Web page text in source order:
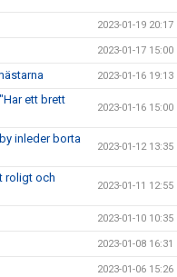
2023-01-19 20:17
2023-01-17 15:00
2023-01-16 19:13
ett brett
2023-01-16 15:00
inleder borta
2023-01-12 13:35
roligt och
2023-01-11 12:55
2023-01-10 10:35
2023-01-08 16:31
2023-01-06 15:26